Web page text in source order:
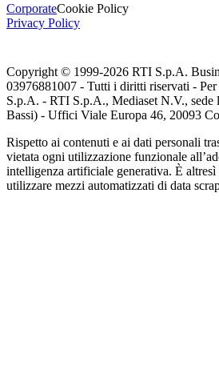
CorporateCookie Policy
Privacy Policy
Copyright © 1999-2026 RTI S.p.A.
03976881007 - Tutti i diritti riservati -
S.p.A. - RTI S.p.A., Mediaset N.V., sede
Bassi) - Uffici Viale Europa 46, 20093
Rispetto ai contenuti e ai dati personali
vietata ogni utilizzazione funzionale
intelligenza artificiale generativa. È
utilizzare mezzi automatizzati di data